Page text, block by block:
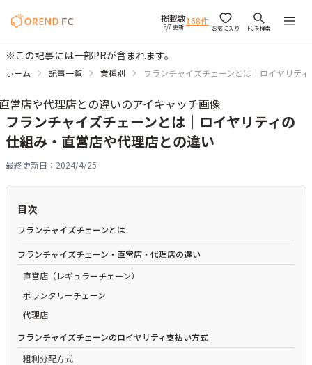
掲載数
8/7 更新 168件
お気に入り FCを検索
※この記事には一部PRが含まれます。
ホーム 記事一覧 業種別 フランチャイズチェーンとは｜ロイヤリテ
フランチャイズチェーンとは｜ロイヤリティの
仕組み・直営店や代理店との違い
最終更新日： 2024/4/25
目次
フランチャイズチェーンとは
フランチャイズチェーン・直営店・代理店の違い
直営店（レギュラーチェーン）
ボランタリーチェーン
代理店
フランチャイズチェーンのロイヤリティ支払い方式
粗利分配方式